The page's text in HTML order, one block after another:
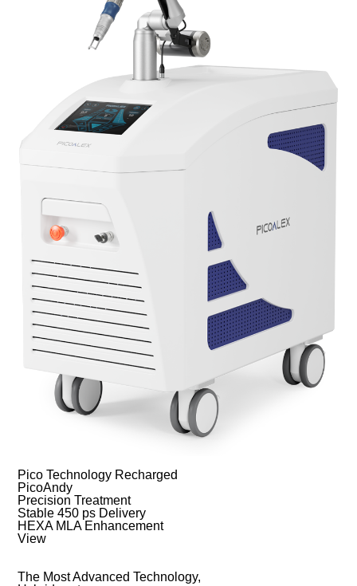
Pico Technology Recharged
PicoAndy
Precision Treatment
Stable 450 ps Delivery
HEXA MLA Enhancement
View
The Most Advanced Technology,